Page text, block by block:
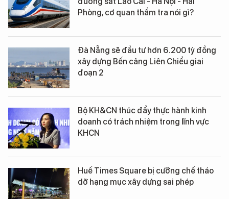
Phòng, cơ quan thẩm tra nói gì?
Đà Nẵng sẽ đầu tư hơn 6.200 tỷ đồng
xây dựng Bến cảng Liên Chiểu giai
đoạn 2
Bộ KH&CN thúc đẩy thực hành kinh
doanh có trách nhiệm trong lĩnh vực
KHCN
Huế Times Square bị cưỡng chế tháo
dỡ hạng mục xây dựng sai phép